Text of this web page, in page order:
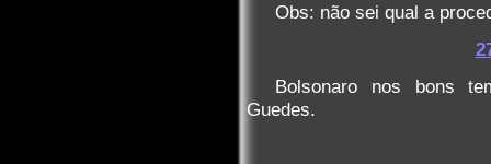
Obs: não sei qual a
Bolsonaro nos bons
Guedes.